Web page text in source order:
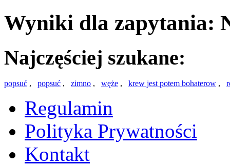
Wyniki dla zapytania:
Najczęściej szukane:
popsuć , popsuć , zimno , węże , krew jest potem bohaterow ,
Regulamin
Polityka Prywatności
Kontakt